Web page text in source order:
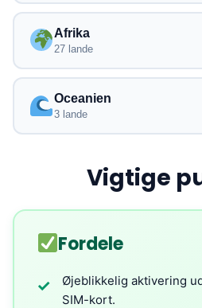
Afrika
27 lande
Oceanien
3 lande
Vigtige
Fordele
✓
Øjeblikkelig aktivering
SIM-kort.